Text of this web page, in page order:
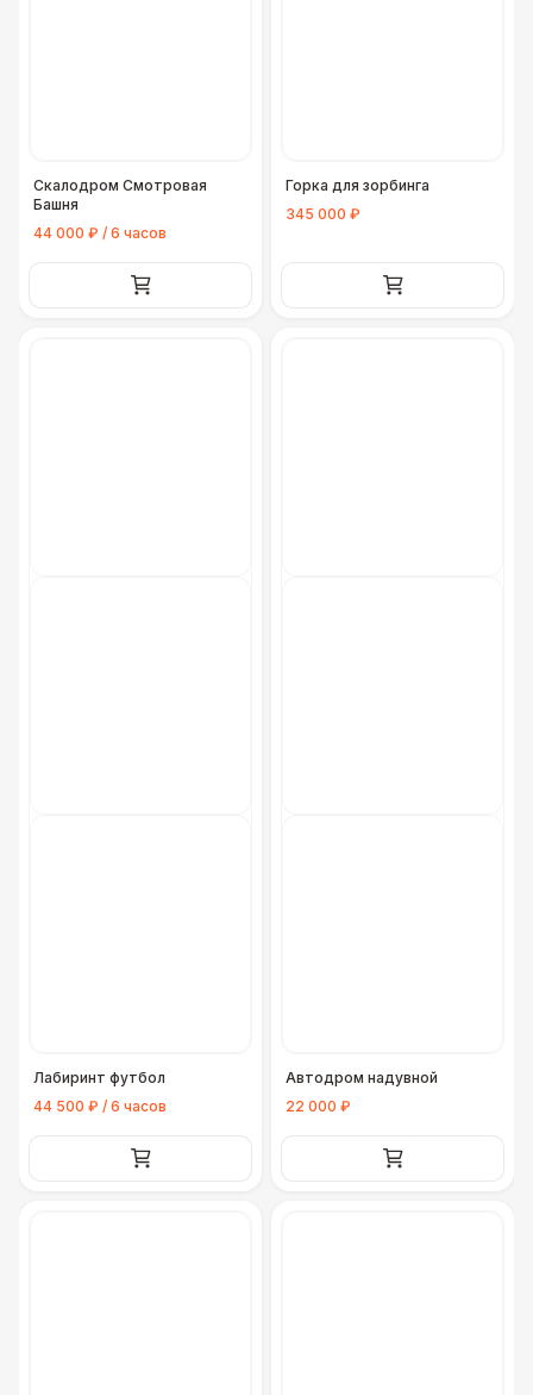
Скалодром Смотровая
Башня
44 000 ₽ / 6 часов
Горка для зорбинга
345 000 ₽
Лабиринт футбол
44 500 ₽ / 6 часов
Автодром надувной
22 000 ₽